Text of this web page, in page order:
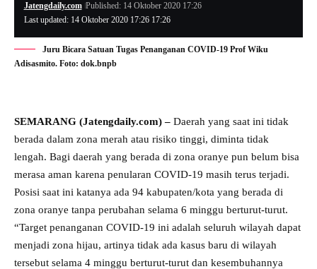
Last updated: 14 Oktober 2020 17:26 17:26
Jatengdaily.com Published: 14 Oktober 2020 17:26
Juru Bicara Satuan Tugas Penanganan COVID-19 Prof Wiku
Adisasmito. Foto: dok.bnpb
SEMARANG (Jatengdaily.com) – Daerah yang saat ini tidak
berada dalam zona merah atau risiko tinggi, diminta tidak
lengah. Bagi daerah yang berada di zona oranye pun belum bisa
merasa aman karena penularan COVID-19 masih terus terjadi.
Posisi saat ini katanya ada 94 kabupaten/kota yang berada di
zona oranye tanpa perubahan selama 6 minggu berturut-turut.
“Target penanganan COVID-19 ini adalah seluruh wilayah dapat
menjadi zona hijau, artinya tidak ada kasus baru di wilayah
tersebut selama 4 minggu berturut-turut dan kesembuhannya